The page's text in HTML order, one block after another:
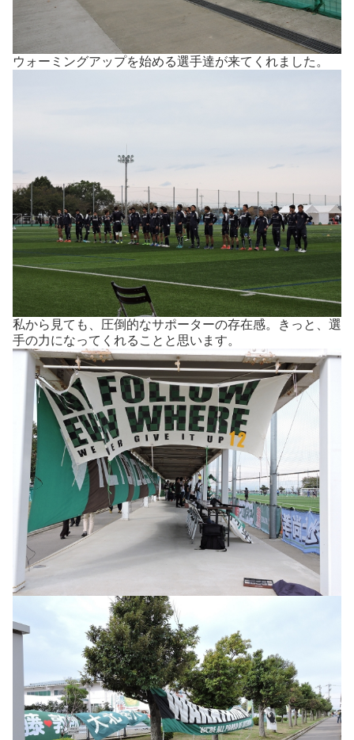
ウォーミングアップを始める選手達が来てくれました。
私から見ても、圧倒的なサポーターの存在感。きっと、選
手の力になってくれることと思います。